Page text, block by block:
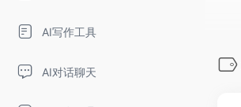
AI写作工具
AI对话聊天